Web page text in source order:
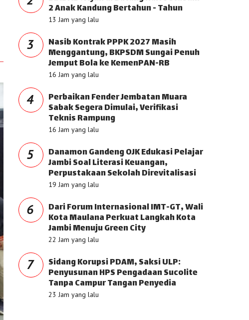
2 Anak Kandung Bertahun - Tahun
13 Jam yang lalu
3 Nasib Kontrak PPPK 2027 Masih
Menggantung, BKPSDM Sungai Penuh
Jemput Bola ke KemenPAN-RB
16 Jam yang lalu
4 Perbaikan Fender Jembatan Muara
Sabak Segera Dimulai, Verifikasi
Teknis Rampung
16 Jam yang lalu
5 Danamon Gandeng OJK Edukasi Pelajar
Jambi Soal Literasi Keuangan,
Perpustakaan Sekolah Direvitalisasi
19 Jam yang lalu
6 Dari Forum Internasional IMT-GT, Wali
Kota Maulana Perkuat Langkah Kota
Jambi Menuju Green City
22 Jam yang lalu
7 Sidang Korupsi PDAM, Saksi ULP:
Penyusunan HPS Pengadaan Sucolite
Tanpa Campur Tangan Penyedia
23 Jam yang lalu